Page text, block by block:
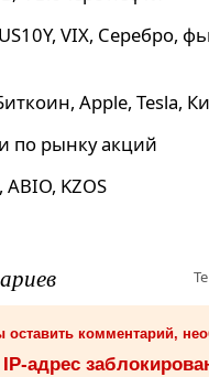
VIX, Серебро,
Apple, Tesla,
по рынку акций
KZOS
оставить комментарий,
адрес